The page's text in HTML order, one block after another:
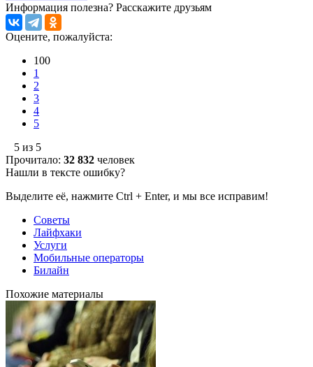
Информация полезна? Расскажите друзьям
Оцените, пожалуйста:
100
1
2
3
4
5
5 из 5
Прочитало: 32 832 человек
Нашли в тексте ошибку?
Выделите её, нажмите Ctrl + Enter, и мы все исправим!
Советы
Лайфхаки
Услуги
Мобильные операторы
Билайн
Похожие материалы